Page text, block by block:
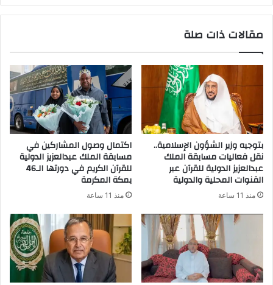
مقالات ذات صلة
بتوجيه وزير الشؤون الإسلامية..
نقل فعاليات مسابقة الملك
عبدالعزيز الدولية للقرآن عبر
القنوات المحلية والدولية
منذ 11 ساعة
اكتمال وصول المشاركين في
مسابقة الملك عبدالعزيز الدولية
للقرآن الكريم في دورتها الـ46
بمكة المكرمة
منذ 11 ساعة